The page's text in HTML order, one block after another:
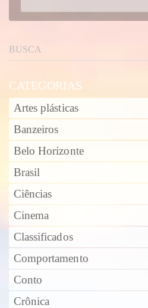
CATEGORIAS
Artes plásticas
Banzeiros
Belo Horizonte
Brasil
Ciências
Cinema
Classificados
Comportamento
Conto
Crônica